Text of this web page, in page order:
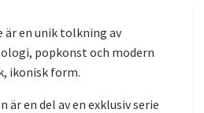
en unik tolkning av
popkonst och modern
ikonisk form.
är en del av en exklusiv serie